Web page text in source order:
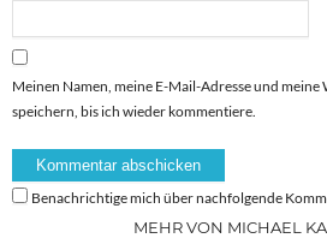
Meinen Namen, meine E-Mail-Adresse und meine
speichern, bis ich wieder kommentiere.
Benachrichtige mich über nachfolgende
MEHR VON MICHAEL